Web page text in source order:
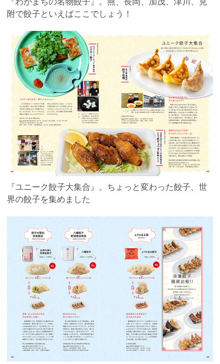
附で餃子といえばここでしょう！
『ユニーク餃子大集合』。ちょっと変わった餃子、世
界の餃子を集めました